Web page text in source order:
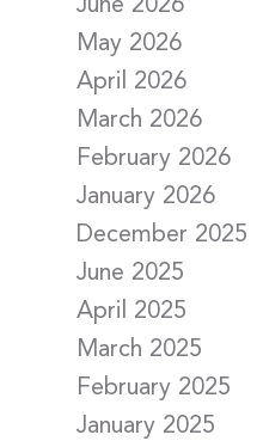
June 2026
May 2026
April 2026
March 2026
February 2026
January 2026
December 2025
June 2025
April 2025
March 2025
February 2025
January 2025